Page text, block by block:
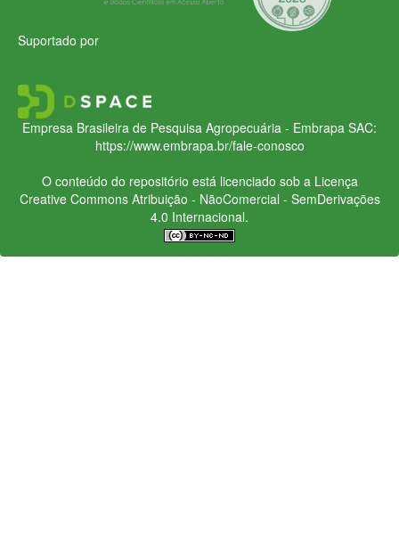
Suportado por
Empresa Brasileira de Pesquisa Agropecuária - Embrapa SAC:
https://www.embrapa.br/fale-conosco
O conteúdo do repositório está licenciado sob a Licença
Creative CommonsAtribuição - NãoComercial - SemDerivações
4.0 Internacional.